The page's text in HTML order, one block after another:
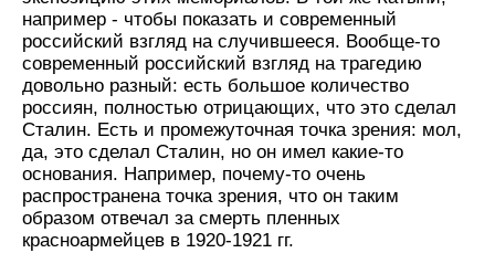
например - чтобы показать и современный
российский взгляд на случившееся. Вообще-то
современный российский взгляд на трагедию
довольно разный: есть большое количество
россиян, полностью отрицающих, что это сделал
Сталин. Есть и промежуточная точка зрения: мол,
да, это сделал Сталин, но он имел какие-то
основания. Например, почему-то очень
распространена точка зрения, что он таким
образом отвечал за смерть пленных
красноармейцев в 1920-1921 гг.